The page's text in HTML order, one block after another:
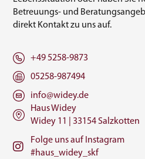
Betreuungs- und
direkt Kontakt zu uns auf.
+49 5258-9873
05258-987494
info@widey.de
Haus Widey
Widey 11 | 33154 Salzkotten
Folge uns auf Instagram
#haus_widey_skf